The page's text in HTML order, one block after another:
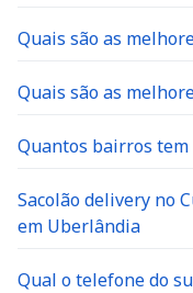
Quais são as
Quais são as
Quantos bairros
Sacolão delivery no
em Uberlândia
Qual o telefone do